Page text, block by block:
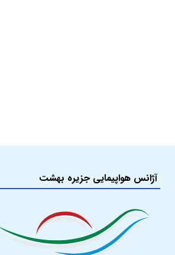
آژانس هواپیمایی جزیره بهشت